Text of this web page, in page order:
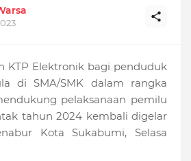
KTP Elektronik bagi penduduk
di SMA/SMK dalam rangka
pelaksanaan pemilu
tahun 2024 kembali digelar
Kota Sukabumi, Selasa